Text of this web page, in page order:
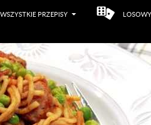
WSZYSTKIE PRZEPISY